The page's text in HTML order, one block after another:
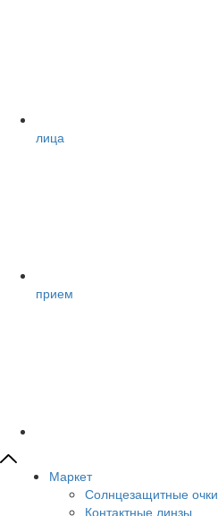
лица
прием
Маркет
Солнцезащитные очки
Контактные линзы